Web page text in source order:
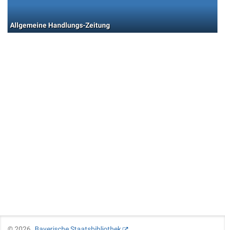
Allgemeine Handlungs-Zeitung